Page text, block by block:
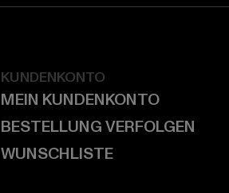
KUNDENKONTO
MEIN KUNDENKONTO
BESTELLUNG VERFOLGEN
WUNSCHLISTE